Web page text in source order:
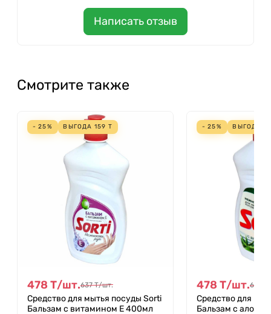
Написать отзыв
Смотрите также
- 25% ВЫГОДА 159 Т
478 Т/шт.637 Т/шт.
Средство для мытья посуды Sorti
Бальзам с витамином Е 400мл
- 25% ВЫГОДА
478 Т/шт.637
Средство для
Бальзам с алоэ